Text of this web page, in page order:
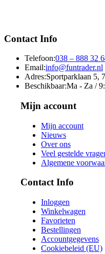
Contact Info
Telefoon:038 – 888 32
Email:info@funtrader.nl
Adres:Sportparklaan 5,
Beschikbaar:Ma - Za /
Mijn account
Mijn account
Nieuws
Over ons
Veel gestelde
Algemene
Contact Info
Inloggen
Winkelwagen
Favorieten
Bestellingen
Accountgegevens
Cookiebeleid (EU)